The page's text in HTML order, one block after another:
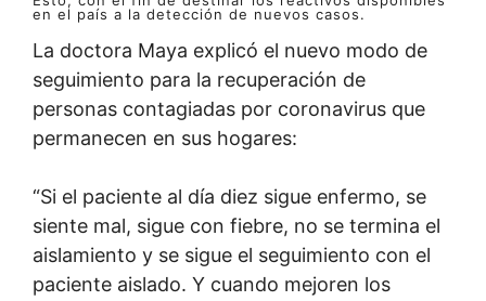
en el país a la detección de nuevos casos.
La doctora Maya explicó el nuevo modo de
seguimiento para la recuperación de
personas contagiadas por coronavirus que
permanecen en sus hogares:
“Si el paciente al día diez sigue enfermo, se
siente mal, sigue con fiebre, no se termina el
aislamiento y se sigue el seguimiento con el
paciente aislado. Y cuando mejoren los